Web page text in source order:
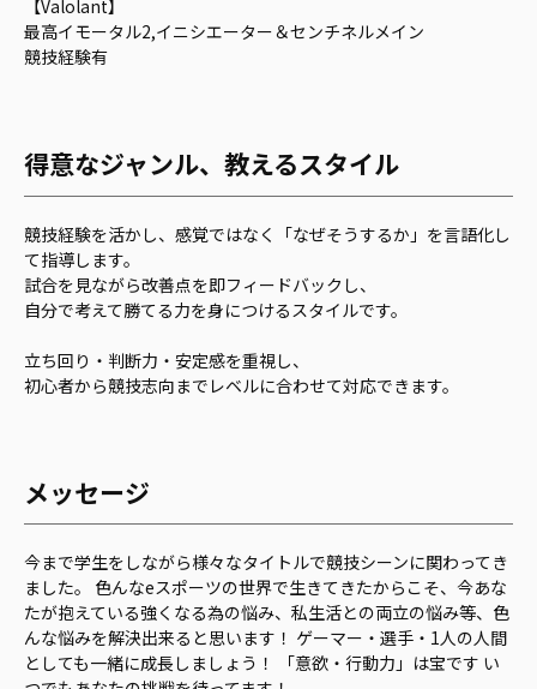
【Valolant】
最高イモータル2,イニシエーター＆センチネルメイン
競技経験有
得意なジャンル、教えるスタイル
競技経験を活かし、感覚ではなく「なぜそうするか」を言語化し
て指導します。
試合を見ながら改善点を即フィードバックし、
自分で考えて勝てる力を身につけるスタイルです。
立ち回り・判断力・安定感を重視し、
初心者から競技志向までレベルに合わせて対応できます。
メッセージ
今まで学生をしながら様々なタイトルで競技シーンに関わってき
ました。 色んなeスポーツの世界で生きてきたからこそ、今あな
たが抱えている強くなる為の悩み、私生活との両立の悩み等、色
んな悩みを解決出来ると思います！ ゲーマー・選手・1人の人間
としても一緒に成長しましょう！ 「意欲・行動力」は宝です い